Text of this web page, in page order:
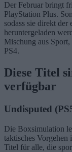
Der Februar bringt
PlayStation Plus.
sodass sie direkt
heruntergeladen
Mischung aus
PS4.
Diese Titel
verfügbar
Undisputed
Die Boxsimulation
taktisches
Titel für alle, die